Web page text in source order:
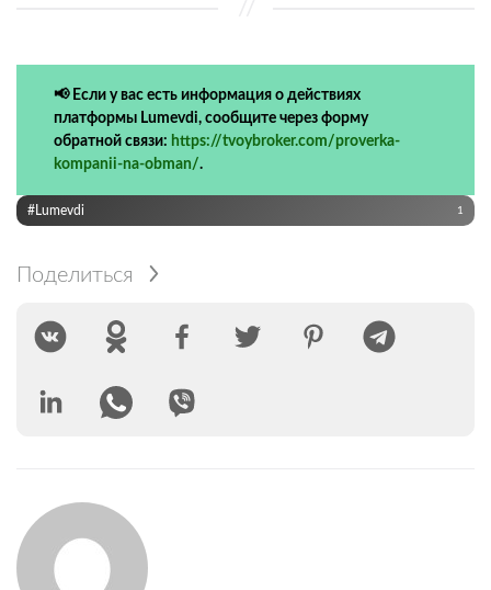
📢 Если у вас есть информация о действиях
платформы Lumevdi, сообщите через форму
обратной связи: https://tvoybroker.com/proverka-
kompanii-na-obman/.
#Lumevdi 1
Поделиться